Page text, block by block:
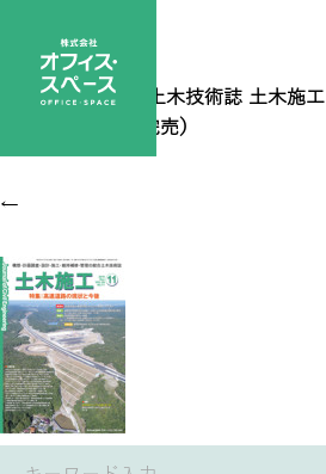
201811| ←総合土木技術誌 土木施工
2018年11月号（完売）
←